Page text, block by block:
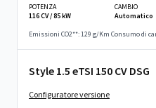
POTENZA
116 CV / 85 kW
CAMBIO
Automatico
Emissioni CO2**: 129 g/Km Consumo di
Style 1.5 eTSI 150 CV DSG
Configuratore versione